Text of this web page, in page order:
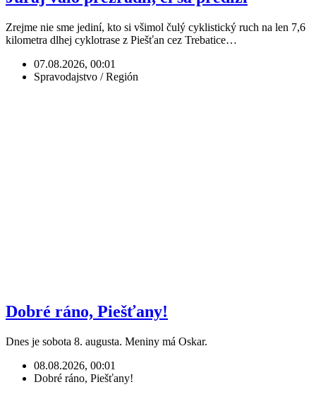
Zrejme nie sme jediní, kto si všimol čulý cyklistický ruch na len 7,6
kilometra dlhej cyklotrase z Piešťan cez Trebatice…
07.08.2026, 00:01
Spravodajstvo / Región
Dobré ráno, Piešťany!
Dnes je sobota 8. augusta. Meniny má Oskar.
08.08.2026, 00:01
Dobré ráno, Piešťany!